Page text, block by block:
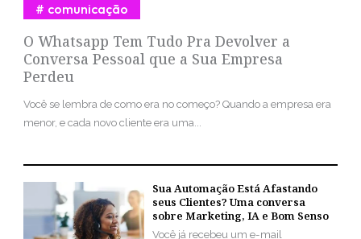
O Whatsapp Tem Tudo Pra Devolver a
Conversa Pessoal que a Sua Empresa
Perdeu
comunicação
Você se lembra de como era no começo? Quando a empresa era
menor, e cada novo cliente era uma...
Sua Automação Está Afastando
seus Clientes? Uma conversa
sobre Marketing, IA e Bom Senso
Você já recebeu um e-mail